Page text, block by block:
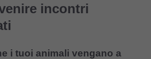
incontri
i tuoi animali vengano a